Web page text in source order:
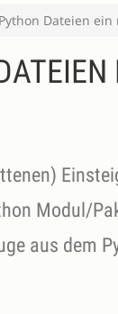
Dateien ein
Modul/
aus dem